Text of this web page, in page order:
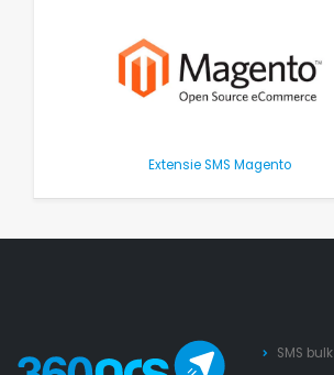
Extensie SMS Magento
SMS bulk